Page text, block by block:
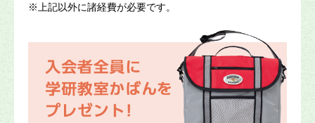
※ 上記以外に諸経費が必要です。